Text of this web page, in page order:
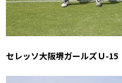
セレッソ大阪堺ガールズＵ-15